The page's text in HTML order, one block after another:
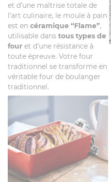
et d’une maîtrise totale de
l’art culinaire, le moule à pain
est en céramique “Flame”,
utilisable dans tous types de
four et d’une résistance à
toute épreuve. Votre four
traditionnel se transforme en
véritable four de boulanger
traditionnel.